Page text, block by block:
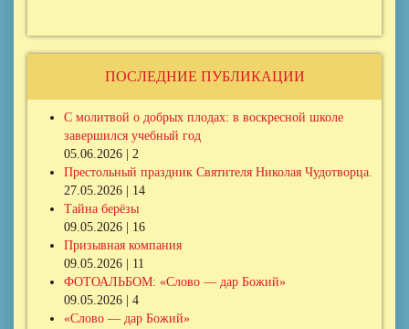
ПОСЛЕДНИЕ ПУБЛИКАЦИИ
С молитвой о добрых плодах: в воскресной школе
завершился учебный год
05.06.2026 | 2
Престольный праздник Святителя Николая Чудотворца.
27.05.2026 | 14
Тайна берёзы
09.05.2026 | 16
Призывная компания
09.05.2026 | 11
ФОТОАЛЬБОМ: «Слово — дар Божий»
09.05.2026 | 4
«Слово — дар Божий»